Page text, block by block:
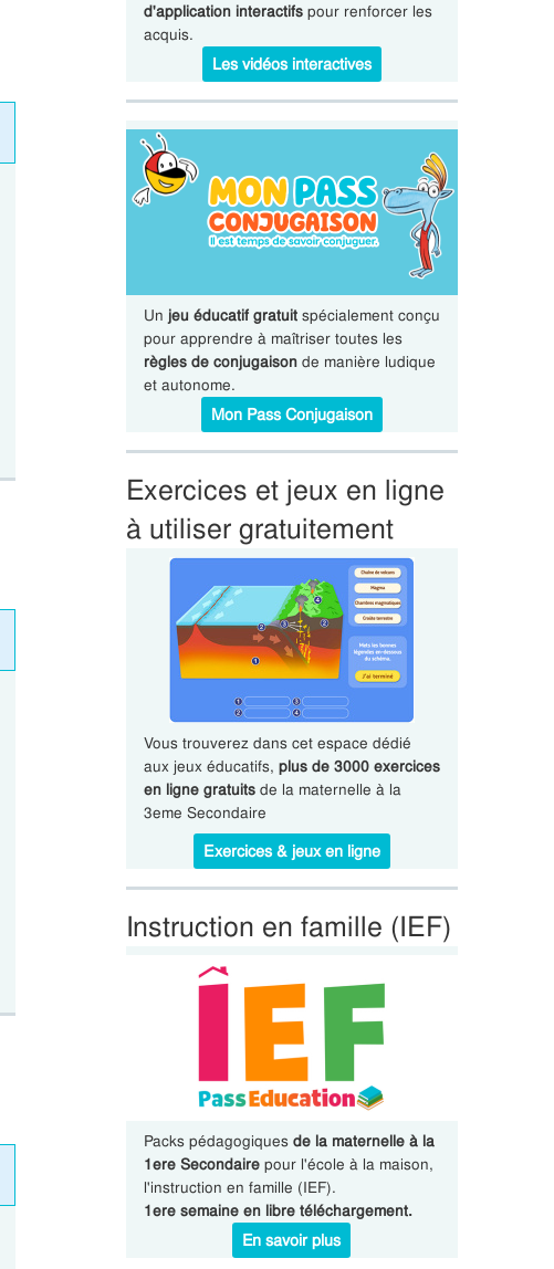
d'application interactifspour renforcer les
acquis.
Les vidéos interactives
Un jeu éducatif gratuitspécialement conçu
pour apprendre à maîtriser toutes les
règles de conjugaisonde manière ludique
et autonome.
Mon Pass Conjugaison
Exercices et jeux en ligne
à utiliser gratuitement
Vous trouverez dans cet espace dédié
aux jeux éducatifs, plus de 3000 exercices
en ligne gratuitsde la maternelle à la
3eme Secondaire
Exercices & jeux en ligne
Instruction en famille (IEF)
Packs pédagogiques de la maternelle à la
1ere Secondairepour l'école à la maison,
l'instruction en famille (IEF).
1ere semaine en libre téléchargement.
En savoir plus